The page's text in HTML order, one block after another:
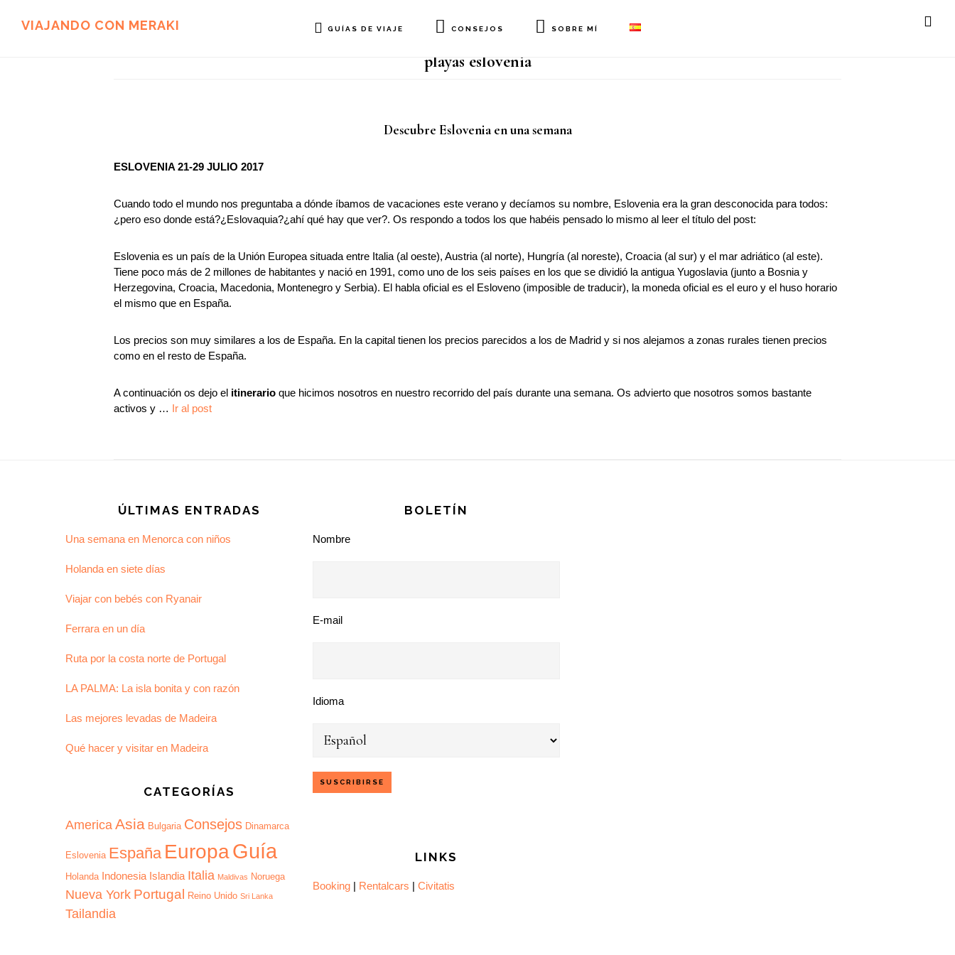
VIAJANDO CON MERAKI GUÍAS DE VIAJE CONSEJOS SOBRE MÍ
playas eslovenia
Descubre Eslovenia en una semana
ESLOVENIA 21-29 JULIO 2017
Cuando todo el mundo nos preguntaba a dónde íbamos de vacaciones este verano y decíamos su nombre, Eslovenia era la gran desconocida para todos:
¿pero eso donde está?¿Eslovaquia?¿ahí qué hay que ver?. Os respondo a todos los que habéis pensado lo mismo al leer el título del post:
Eslovenia es un país de la Unión Europea situada entre Italia (al oeste), Austria (al norte), Hungría (al noreste), Croacia (al sur) y el mar adriático (al este).
Tiene poco más de 2 millones de habitantes y nació en 1991, como uno de los seis países en los que se dividió la antigua Yugoslavia (junto a Bosnia y
Herzegovina, Croacia, Macedonia, Montenegro y Serbia). El habla oficial es el Esloveno (imposible de traducir), la moneda oficial es el euro y el huso horario
el mismo que en España.
Los precios son muy similares a los de España. En la capital tienen los precios parecidos a los de Madrid y si nos alejamos a zonas rurales tienen precios
como en el resto de España.
A continuación os dejo el itinerario que hicimos nosotros en nuestro recorrido del país durante una semana. Os advierto que nosotros somos bastante
activos y … Ir al post
ÚLTIMAS ENTRADAS
Una semana en Menorca con niños
Holanda en siete días
Viajar con bebés con Ryanair
Ferrara en un día
Ruta por la costa norte de Portugal
LA PALMA: La isla bonita y con razón
Las mejores levadas de Madeira
Qué hacer y visitar en Madeira
CATEGORÍAS
America Asia Bulgaria Consejos Dinamarca
Eslovenia España EuropaGuía
Holanda Indonesia Islandia Italia Maldivas Noruega
Nueva York Portugal Reino Unido Sri Lanka
Tailandia
BOLETÍN
Nombre
E-mail
Idioma
LINKS
Booking | Rentalcars | Civitatis